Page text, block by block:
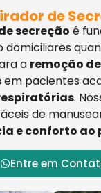
de
secreção é
domiciliares
a remoção
em pacientes
.
de
e conforto ao
Entre em